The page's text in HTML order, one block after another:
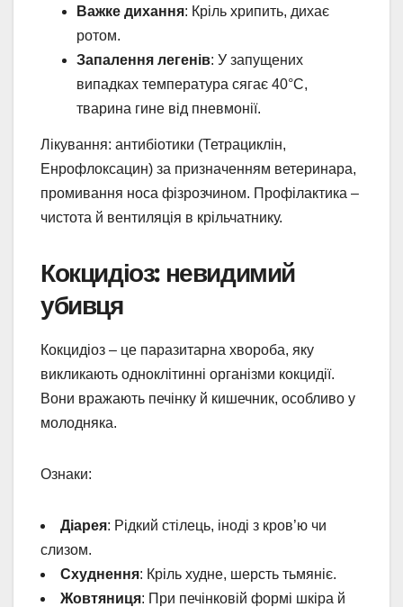
Важке дихання: Кріль хрипить, дихає
ротом.
Запалення легенів: У запущених
випадках температура сягає 40°C,
тварина гине від пневмонії.
Лікування: антибіотики (Тетрациклін,
Енрофлоксацин) за призначенням ветеринара,
промивання носа фізрозчином. Профілактика –
чистота й вентиляція в крільчатнику.
Кокцидіоз: невидимий
убивця
Кокцидіоз – це паразитарна хвороба, яку
викликають одноклітинні організми кокцидії.
Вони вражають печінку й кишечник, особливо у
молодняка.
Ознаки:
Діарея: Рідкий стілець, іноді з кров’ю чи
слизом.
Схуднення: Кріль худне, шерсть тьмяніє.
Жовтяниця: При печінковій формі шкіра й